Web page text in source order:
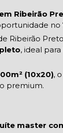
Ribeirão
no
Ribeirão
, ideal
(10x20),
premium.
master